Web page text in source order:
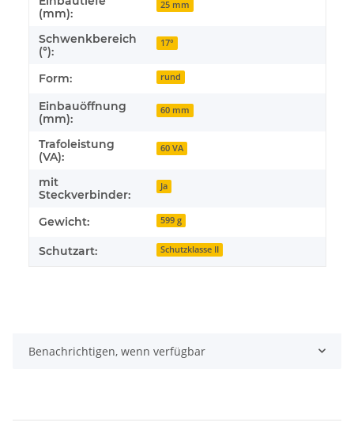
(mm):
25 mm
Schwenkbereich
(°):
17°
Form: rund
Einbauöffnung
(mm):
60 mm
Trafoleistung
(VA):
60 VA
mit
Steckverbinder:
Ja
Gewicht: 599 g
Schutzart: Schutzklasse II
Benachrichtigen, wenn verfügbar